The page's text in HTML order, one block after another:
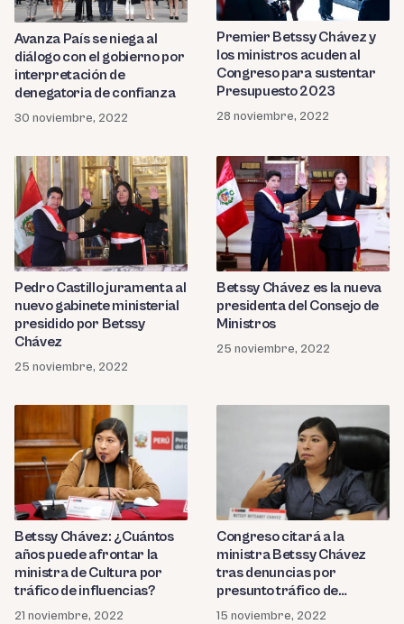
Avanza País se niega al
diálogo con el gobierno por
interpretación de
denegatoria de confianza
30 noviembre, 2022
Premier Betssy Chávez y
los ministros acuden al
Congreso para sustentar
Presupuesto 2023
28 noviembre, 2022
Pedro Castillo juramenta al
nuevo gabinete ministerial
presidido por Betssy
Chávez
25 noviembre, 2022
Betssy Chávez es la nueva
presidenta del Consejo de
Ministros
25 noviembre, 2022
Betssy Chávez: ¿Cuántos
años puede afrontar la
ministra de Cultura por
tráfico de influencias?
21 noviembre, 2022
Congreso citará a la
ministra Betssy Chávez
tras denuncias por
presunto tráfico de
influencias
15 noviembre, 2022